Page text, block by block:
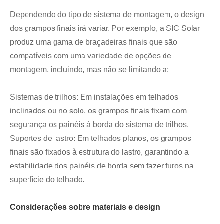
Dependendo do tipo de sistema de montagem, o design
dos grampos finais irá variar. Por exemplo, a SIC Solar
produz uma gama de braçadeiras finais que são
compatíveis com uma variedade de opções de
montagem, incluindo, mas não se limitando a:
Sistemas de trilhos: Em instalações em telhados
inclinados ou no solo, os grampos finais fixam com
segurança os painéis à borda do sistema de trilhos.
Suportes de lastro: Em telhados planos, os grampos
finais são fixados à estrutura do lastro, garantindo a
estabilidade dos painéis de borda sem fazer furos na
superfície do telhado.
Considerações sobre materiais e design